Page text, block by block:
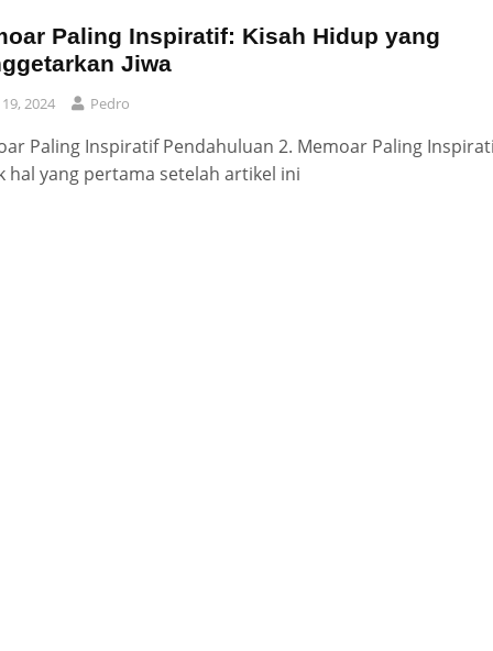
Paling Inspiratif: Kisah Hidup yang
Jiwa
2024 Pedro
Paling Inspiratif Pendahuluan 2. Memoar Paling
hal yang pertama setelah artikel ini